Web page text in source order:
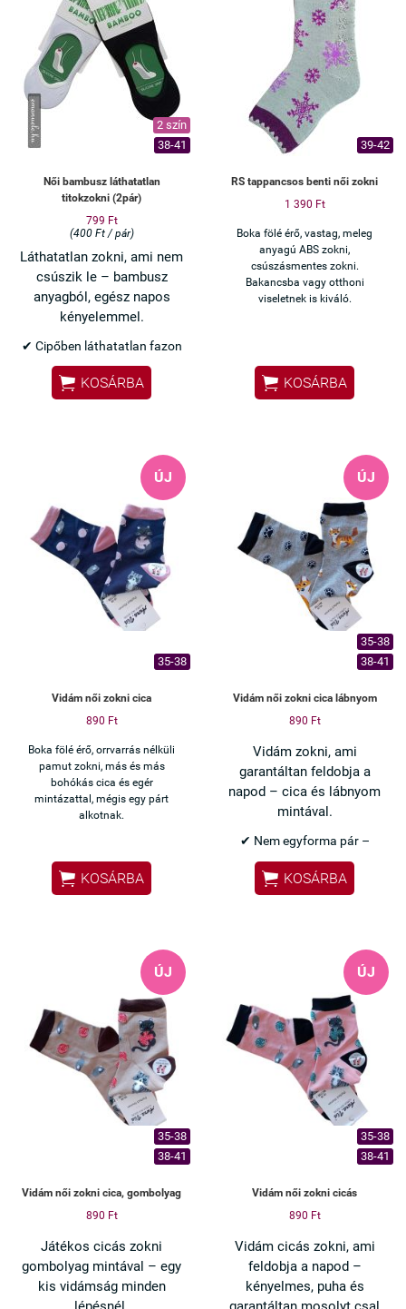
✔ Bordázott passzé – nem
csúszik le
Ha egyszerre szeretnél
kényelmes és praktikus zoknikat,
ez az 5 páras csomag ideális
választás.
2 szín
38-41
Női bambusz láthatatlan
titokzokni (2pár)
799 Ft
(400 Ft / pár)
Láthatatlan zokni, ami nem
csúszik le – bambusz
anyagból, egész napos
kényelemmel.
✔ Cipőben láthatatlan fazon
✔ Szilikonos sarok – nem
csúszik le
✔ 2 pár (fehér + fekete)
Ha eleged van a lecsúszó
titokzoknikból, ez a megoldás.
 KOSÁRBA
39-42
RS tappancsos benti női zokni
1 390 Ft
Boka fölé érő, vastag, meleg
anyagú ABS zokni,
csúszásmentes zokni.
Bakancsba vagy otthoni
viseletnek is kiváló.
 KOSÁRBA
ÚJ
35-38
Vidám női zokni cica
890 Ft
Boka fölé érő, orrvarrás nélküli
pamut zokni, más és más
bohókás cica és egér
mintázattal, mégis egy párt
alkotnak.
 KOSÁRBA
ÚJ
35-38
38-41
Vidám női zokni cica lábnyom
890 Ft
Vidám zokni, ami
garantáltan feldobja a
napod – cica és lábnyom
mintával.
✔ Nem egyforma pár –
játékos, különleges
✔ Cica és lábnyom minta –
vidám megjelenés
✔ Pamut anyag – kényelmes
✔ Bokáig érő fazon – ideális
mindennapra
Ha szereted az egyedi, mosolyt
csaló darabokat, ez neked
készült.
 KOSÁRBA
ÚJ
35-38
38-41
Vidám női zokni cica, gombolyag
890 Ft
Játékos cicás zokni
gombolyag mintával – egy
kis vidámság minden
ÚJ
35-38
38-41
Vidám női zokni cicás
890 Ft
Vidám cicás zokni, ami
feldobja a napod –
kényelmes, puha és